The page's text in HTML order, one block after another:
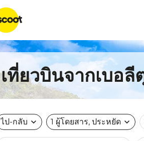
เที่ยวบินจากเบอ
ไป-กลับ expand_more 1 ผู้โดยสาร, ประหยัด expand_more